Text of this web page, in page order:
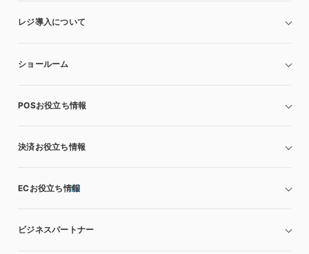
レジ導入について
ショールーム
POSお役立ち情報
決済お役立ち情報
ECお役立ち情報
ビジネスパートナー